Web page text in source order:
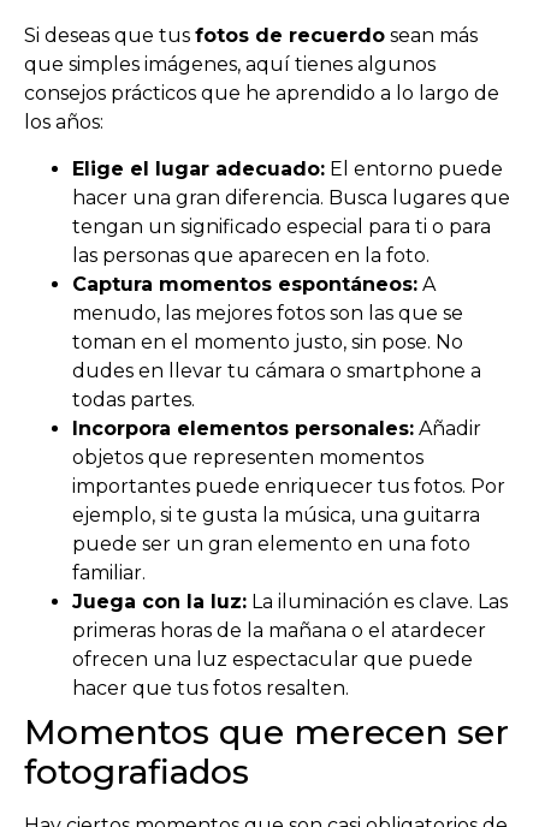
Si deseas que tus fotos de recuerdo sean más
que simples imágenes, aquí tienes algunos
consejos prácticos que he aprendido a lo largo de
los años:
Elige el lugar adecuado: El entorno puede
hacer una gran diferencia. Busca lugares que
tengan un significado especial para ti o para
las personas que aparecen en la foto.
Captura momentos espontáneos: A
menudo, las mejores fotos son las que se
toman en el momento justo, sin pose. No
dudes en llevar tu cámara o smartphone a
todas partes.
Incorpora elementos personales: Añadir
objetos que representen momentos
importantes puede enriquecer tus fotos. Por
ejemplo, si te gusta la música, una guitarra
puede ser un gran elemento en una foto
familiar.
Juega con la luz: La iluminación es clave. Las
primeras horas de la mañana o el atardecer
ofrecen una luz espectacular que puede
hacer que tus fotos resalten.
Momentos que merecen ser
fotografiados